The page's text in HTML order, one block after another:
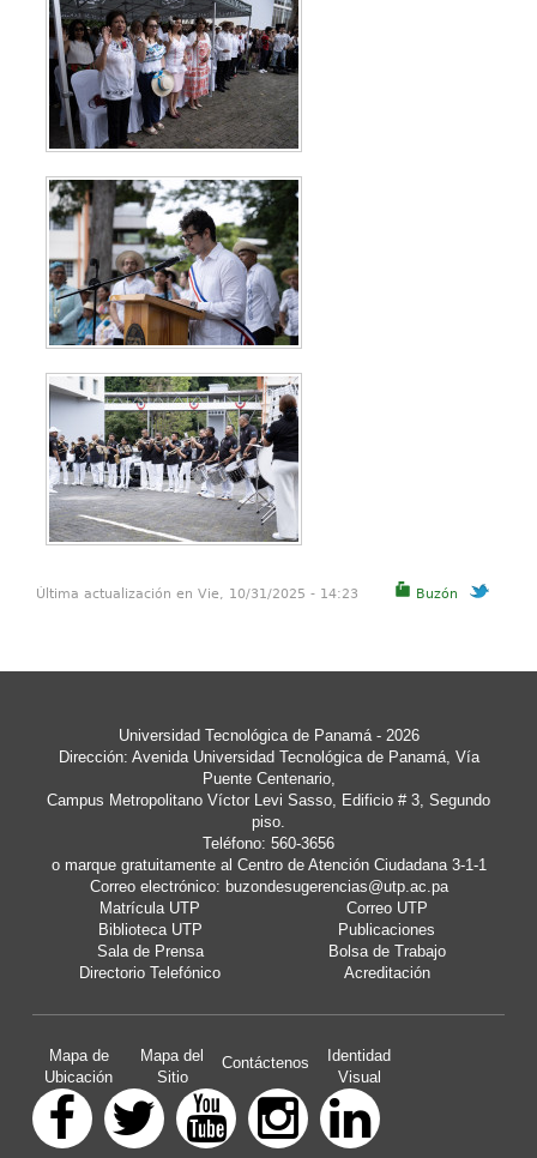
Buzón
Última actualización en Vie, 10/31/2025 - 14:23
Universidad Tecnológica de Panamá- 2026
Dirección: Avenida Universidad Tecnológica de Panamá, Vía
Puente Centenario,
Campus Metropolitano Víctor Levi Sasso, Edificio # 3, Segundo
piso.
Teléfono: 560-3656
o marque gratuitamente al Centro de Atención Ciudadana 3-1-1
Correo electrónico: buzondesugerencias@utp.ac.pa
Matrícula UTP
Correo UTP
Biblioteca UTP
Publicaciones
Sala de Prensa
Bolsa de Trabajo
Directorio Telefónico
Acreditación
Mapa de
Ubicación
Mapa del
Sitio
Contáctenos
Identidad
Visual